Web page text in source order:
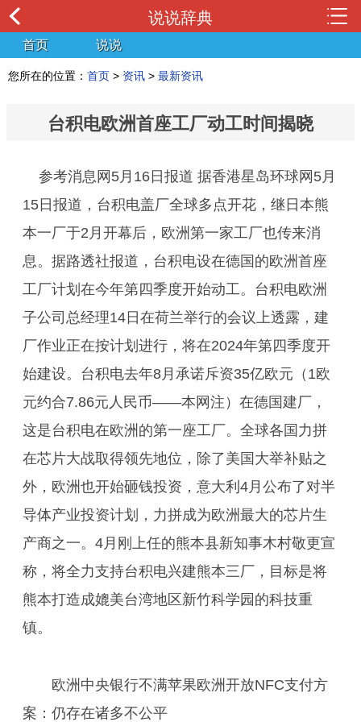
说说辞典
首页 说说
您所在的位置： 首页 > 资讯 > 最新资讯
台积电欧洲首座工厂动工时间揭晓
参考消息网5月16日报道 据香港星岛环球网5月
15日报道，台积电盖厂全球多点开花，继日本熊
本一厂于2月开幕后，欧洲第一家工厂也传来消
息。据路透社报道，台积电设在德国的欧洲首座
工厂计划在今年第四季度开始动工。台积电欧洲
子公司总经理14日在荷兰举行的会议上透露，建
厂作业正在按计划进行，将在2024年第四季度开
始建设。台积电去年8月承诺斥资35亿欧元（1欧
元约合7.86元人民币——本网注）在德国建厂，
这是台积电在欧洲的第一座工厂。全球各国力拼
在芯片大战取得领先地位，除了美国大举补贴之
外，欧洲也开始砸钱投资，意大利4月公布了对半
导体产业投资计划，力拼成为欧洲最大的芯片生
产商之一。4月刚上任的熊本县新知事木村敬更宣
称，将全力支持台积电兴建熊本三厂，目标是将
熊本打造成媲美台湾地区新竹科学园的科技重
镇。
欧洲中央银行不满苹果欧洲开放NFC支付方
案：仍存在诸多不公平